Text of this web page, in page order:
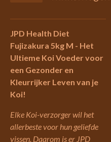
JPD Health Diet
Fujizakura 5kg M - Het
Ultieme Koi Voeder voor
een Gezonder en
Kleurrijker Leven van je
Koi!
Elke Koi-verzorger wil het
allerbeste voor hun geliefde
vissen. Daarom is er JPD